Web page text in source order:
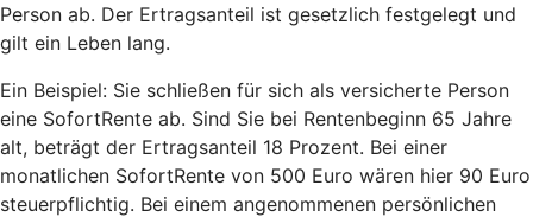
Person ab. Der Ertragsanteil ist gesetzlich festgelegt und
gilt ein Leben lang.
Ein Beispiel: Sie schließen für sich als versicherte Person
eine SofortRente ab. Sind Sie bei Rentenbeginn 65 Jahre
alt, beträgt der Ertragsanteil 18 Prozent. Bei einer
monatlichen SofortRente von 500 Euro wären hier 90 Euro
steuerpflichtig. Bei einem angenommenen persönlichen